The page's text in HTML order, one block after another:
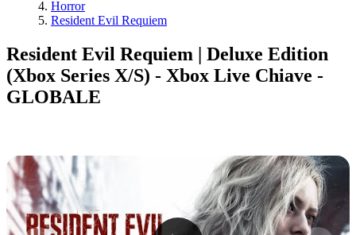
Horror
Resident Evil Requiem
Resident Evil Requiem | Deluxe Edition
(Xbox Series X/S) - Xbox Live Chiave -
GLOBALE